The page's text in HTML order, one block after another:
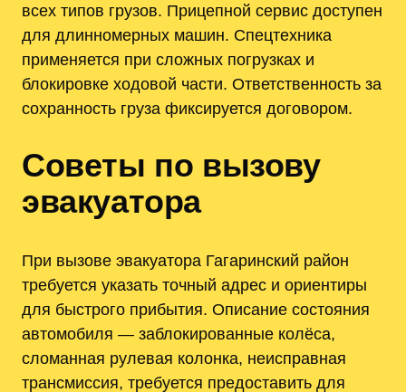
всех типов грузов. Прицепной сервис доступен
для длинномерных машин. Спецтехника
применяется при сложных погрузках и
блокировке ходовой части. Ответственность за
сохранность груза фиксируется договором.
Советы по вызову
эвакуатора
При вызове эвакуатора Гагаринский район
требуется указать точный адрес и ориентиры
для быстрого прибытия. Описание состояния
автомобиля — заблокированные колёса,
сломанная рулевая колонка, неисправная
трансмиссия, требуется предоставить для